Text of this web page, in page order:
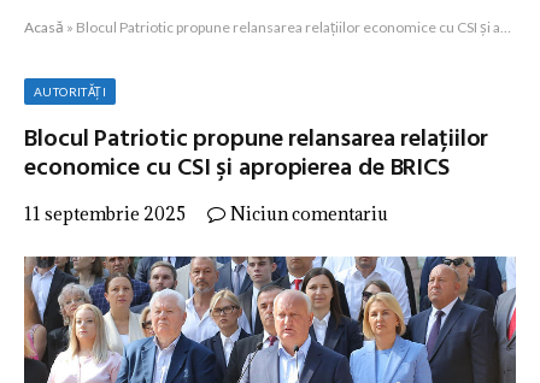
Acasă » Blocul Patriotic propune relansarea relațiilor economice cu CSI şi apropierea de BRICS
AUTORITĂȚI
Blocul Patriotic propune relansarea relațiilor
economice cu CSI şi apropierea de BRICS
11 septembrie 2025 Niciun comentariu